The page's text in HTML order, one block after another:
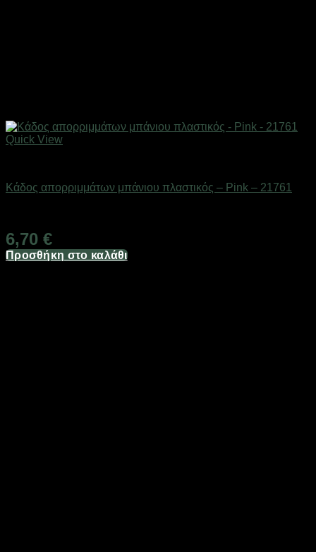
Quick View
Κάδος απορριμμάτων μπάνιου πλαστικός – Pink – 21761
6,70 €
Προσθήκη στο καλάθι